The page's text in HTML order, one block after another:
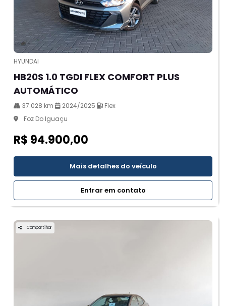
HYUNDAI
HB20S 1.0 TGDI FLEX COMFORT PLUS
AUTOMÁTICO
37.028 km 2024/2025
Flex
Foz Do Iguaçu
R$ 94.900,00
Mais detalhes do veículo
Entrar em contato
Compartilhar